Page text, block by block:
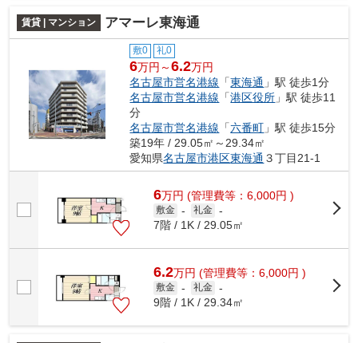
賃貸 | マンション アマーレ東海通
敷0 礼0
6万円～6.2万円
名古屋市営名港線 「東海通 」駅 徒歩1分
名古屋市営名港線 「港区役所 」駅 徒歩11
分
名古屋市営名港線 「六番町 」駅 徒歩15分
築19年 / 29.05㎡～29.34㎡
愛知県名古屋市港区東海通 ３丁目21-1
6万円 (管理費等：6,000円 )
敷金 - 礼金 -
7階 / 1K / 29.05㎡
6.2万円 (管理費等：6,000円 )
敷金 - 礼金 -
9階 / 1K / 29.34㎡